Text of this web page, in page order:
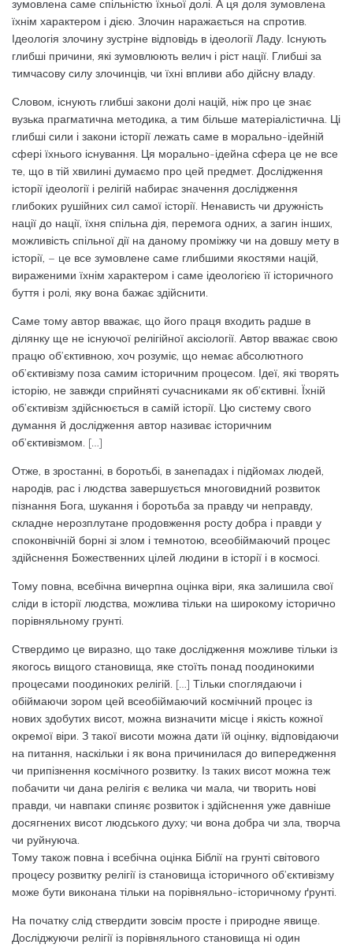
зумовлена саме спільністю їхньої долі. А ця доля зумовлена
їхнім характером і дією. Злочин наражається на спротив.
Ідеологія злочину зустріне відповідь в ідеології Ладу. Існують
глибші причини, які зумовлюють велич і ріст нації. Глибші за
тимчасову силу злочинців, чи їхні впливи або дійсну владу.
Словом, існують глибші закони долі націй, ніж про це знає
вузька прагматична методика, а тим більше матеріалістична. Ці
глибші сили і закони історії лежать саме в морально-ідейній
сфері їхнього існування. Ця морально-ідейна сфера це не все
те, що в тій хвилині думаємо про цей предмет. Дослідження
історії ідеології і релігій набирає значення дослідження
глибоких рушійних сил самої історії. Ненависть чи дружність
нації до нації, їхня спільна дія, перемога одних, а загин інших,
можливість спільної дії на даному проміжку чи на довшу мету в
історії, – це все зумовлене саме глибшими якостями націй,
вираженими їхнім характером і саме ідеологією її історичного
буття і ролі, яку вона бажає здійснити.
Саме тому автор вважає, що його праця входить радше в
ділянку ще не існуючої релігійної аксіології. Автор вважає свою
працю об’єктивною, хоч розуміє, що немає абсолютного
об’єктивізму поза самим історичним процесом. Ідеї, які творять
історію, не завжди сприйняті сучасниками як об’єктивні. Їхній
об’єктивізм здійснюється в самій історії. Цю систему свого
думання й дослідження автор називає історичним
об’єктивізмом. […]
Отже, в зростанні, в боротьбі, в занепадах і підйомах людей,
народів, рас і людства завершується многовидний розвиток
пізнання Бога, шукання і боротьба за правду чи неправду,
складне нерозплутане продовження росту добра і правди у
споконвічній борні зі злом і темнотою, всеобіймаючий процес
здійснення Божественних цілей людини в історії і в космосі.
Тому повна, всебічна вичерпна оцінка віри, яка залишила свої
сліди в історії людства, можлива тільки на широкому історично
порівняльному грунті.
Ствердимо це виразно, що таке дослідження можливе тільки із
якогось вищого становища, яке стоїть понад поодинокими
процесами поодиноких релігій. […] Тільки споглядаючи і
обіймаючи зором цей всеобіймаючий космічний процес із
нових здобутих висот, можна визначити місце і якість кожної
окремої віри. З такої висоти можна дати їй оцінку, відповідаючи
на питання, наскільки і як вона причинилася до випередження
чи припізнення космічного розвитку. Із таких висот можна теж
побачити чи дана релігія є велика чи мала, чи творить нові
правди, чи навпаки спиняє розвиток і здійснення уже давніше
досягнених висот людського духу; чи вона добра чи зла, творча
чи руйнуюча.
Тому також повна і всебічна оцінка Біблії на грунті світового
процесу розвитку релігії із становища історичного об’єктивізму
може бути виконана тільки на порівняльно-історичному ґрунті.
На початку слід ствердити зовсім просте і природне явище.
Досліджуючи релігії із порівняльного становища ні один